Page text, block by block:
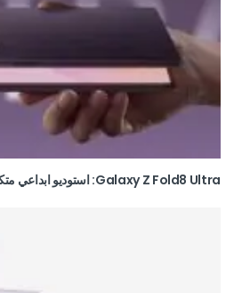
Galaxy Z Fold8 Ultra: استوديو ابداعي متكامل يطوى في جيبك